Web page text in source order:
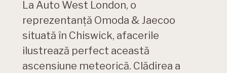
La Auto West London, o
reprezentanță Omoda & Jaecoo
situată în Chiswick, afacerile
ilustrează perfect această
ascensiune meteorică. Clădirea a